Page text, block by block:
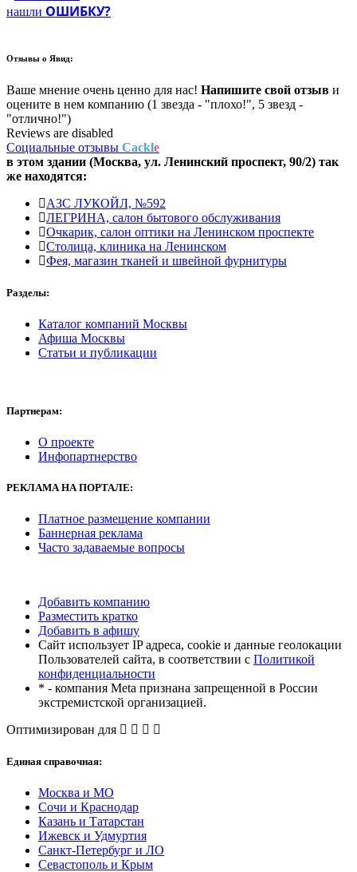
нашли ОШИБКУ?
Отзывы о Явид:
Ваше мнение очень ценно для нас! Напишите свой отзыв и
оцените в нем компанию (1 звезда - "плохо!", 5 звезд -
"отлично!")
Reviews are disabled
Социальные отзывы Cackle
в этом здании (Москва, ул. Ленинский проспект, 90/2) так
же находятся:
АЗС ЛУКОЙЛ, №592
ЛЕГРИНА, салон бытового обслуживания
Очкарик, салон оптики на Ленинском проспекте
Столица, клиника на Ленинском
Фея, магазин тканей и швейной фурнитуры
Разделы:
Каталог компаний Москвы
Афиша Москвы
Статьи и публикации
Партнерам:
О проекте
Инфопартнерство
РЕКЛАМАНА ПОРТАЛЕ:
Платное размещение компании
Баннерная реклама
Часто задаваемые вопросы
Добавить компанию
Разместить кратко
Добавить в афишу
Сайт использует IP адреса, cookie и данные геолокации
Пользователей сайта, в соответствии с Политикой
конфиденциальности
* - компания Meta признана запрещенной в России
экстремистской организацией.
Оптимизирован для
Единая справочная:
Москва и МО
Сочи и Краснодар
Казань и Татарстан
Ижевск и Удмуртия
Санкт-Петербург и ЛО
Севастополь и Крым